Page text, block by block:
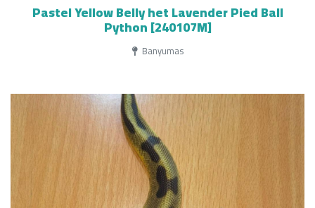
Pastel Yellow Belly het Lavender Pied Ball
Python [240107M]
Banyumas